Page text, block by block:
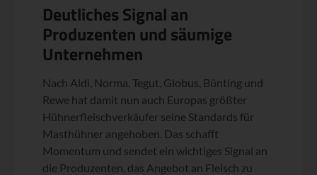
Deutliches Signal an
Produzenten und säumige
Unternehmen
Nach Aldi, Norma, Tegut, Globus, Bünting und
Rewe hat damit nun auch Europas größter
Hühnerfleischverkäufer seine Standards für
Masthühner angehoben. Das schafft
Momentum und sendet ein wichtiges Signal an
die Produzenten, das Angebot an Fleisch zu